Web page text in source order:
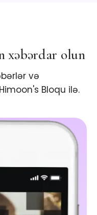
xəbərdar olun
və
Bloqu ilə.